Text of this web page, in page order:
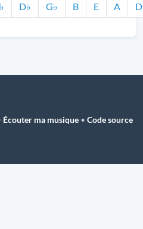
D♭ G♭ B E A D
Écouter ma musique • Code source